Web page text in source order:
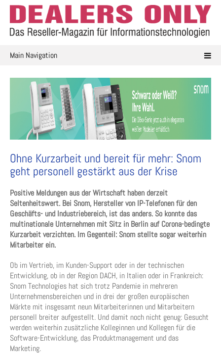
Skip
content
Main Navigation
Ohne Kurzarbeit und bereit für mehr: Snom
geht personell gestärkt aus der Krise
Positive Meldungen aus der Wirtschaft haben derzeit
Seltenheitswert. Bei Snom, Hersteller von IP-Telefonen für den
Geschäfts- und Industriebereich, ist das anders. So konnte das
multinationale Unternehmen mit Sitz in Berlin auf Corona-bedingte
Kurzarbeit verzichten. Im Gegenteil: Snom stellte sogar weiterhin
Mitarbeiter ein.
Ob im Vertrieb, im Kunden-Support oder in der technischen
Entwicklung, ob in der Region DACH, in Italien oder in Frankreich:
Snom Technologies hat sich trotz Pandemie in mehreren
Unternehmensbereichen und in drei der großen europäischen
Märkte mit insgesamt neun Mitarbeiterinnen und Mitarbeitern
personell breiter aufgestellt. Und damit noch nicht genug: Gesucht
werden weiterhin zusätzliche Kolleginnen und Kollegen für die
Software-Entwicklung, das Produktmanagement und das
Marketing.